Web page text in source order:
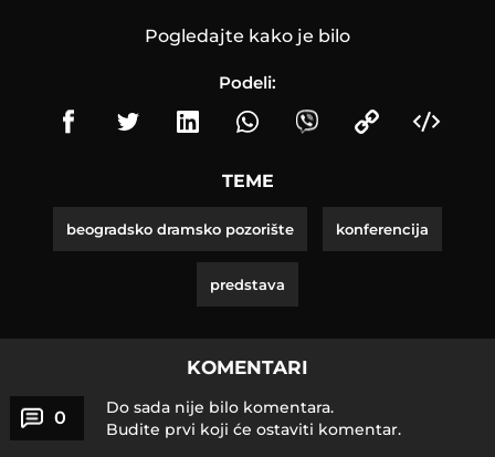
Pogledajte kako je bilo
Podeli:
TEME
beogradsko dramsko pozorište konferencija
predstava
KOMENTARI
0
Do sada nije bilo komentara.
Budite prvi koji će ostaviti komentar.